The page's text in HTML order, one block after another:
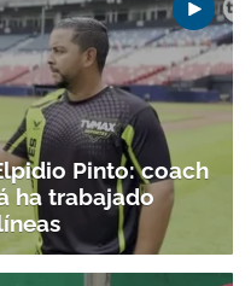
Pinto: coach
ha trabajado